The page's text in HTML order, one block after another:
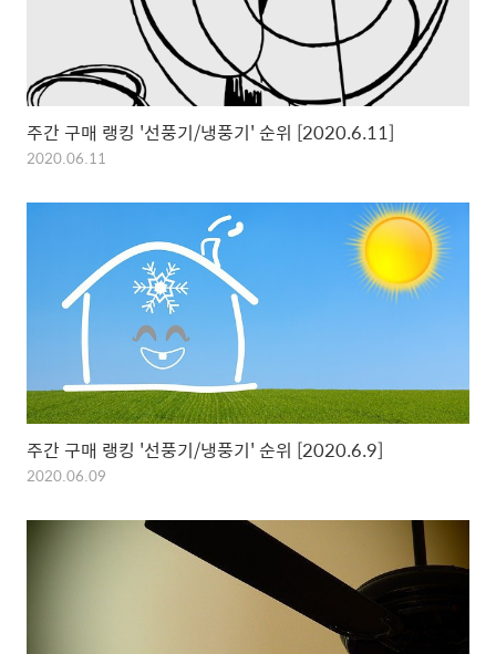
주간 구매 랭킹 '선풍기/냉풍기' 순위 [2020.6.11]
2020.06.11
주간 구매 랭킹 '선풍기/냉풍기' 순위 [2020.6.9]
2020.06.09